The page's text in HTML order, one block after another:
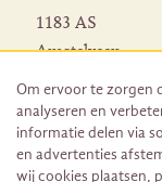
1183 AS
Amstelveen
Herroeping
bestelling
Om ervoor te zorgen
analyseren en
informatie delen via
en advertenties
wij cookies plaatsen,